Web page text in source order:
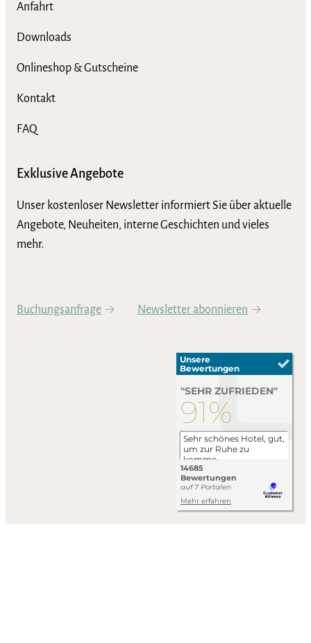
Anfahrt
Downloads
Onlineshop & Gutscheine
Kontakt
FAQ
Exklusive Angebote
Unser kostenloser Newsletter informiert Sie über aktuelle
Angebote, Neuheiten, interne Geschichten und vieles
mehr.
Buchungsanfrage Newsletter abonnieren